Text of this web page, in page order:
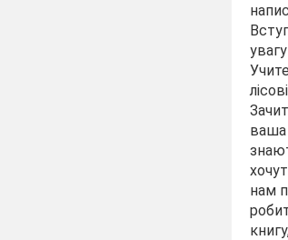
ваша
нам